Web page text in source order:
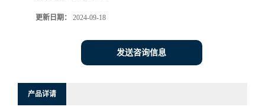
更新日期： 2024-09-18
发送咨询信息
产品详请